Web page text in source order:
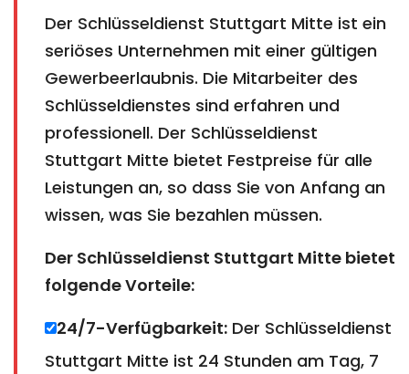
Der Schlüsseldienst Stuttgart Mitte ist ein
seriöses Unternehmen mit einer gültigen
Gewerbeerlaubnis. Die Mitarbeiter des
Schlüsseldienstes sind erfahren und
professionell. Der Schlüsseldienst
Stuttgart Mitte bietet Festpreise für alle
Leistungen an, so dass Sie von Anfang an
wissen, was Sie bezahlen müssen.
Der Schlüsseldienst Stuttgart Mitte bietet
folgende Vorteile:
24/7-Verfügbarkeit: Der Schlüsseldienst
Stuttgart Mitte ist 24 Stunden am Tag, 7